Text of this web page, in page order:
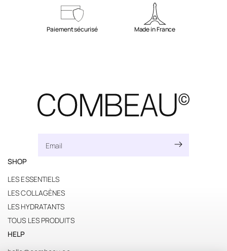
Paiement sécurisé Made in France
SHOP
LES ESSENTIELS
LES COLLAGÈNES
LES HYDRATANTS
TOUS LES PRODUITS
HELP